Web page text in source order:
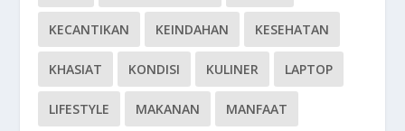
KECANTIKAN KEINDAHAN KESEHATAN
KHASIAT KONDISI KULINER LAPTOP
LIFESTYLE MAKANAN MANFAAT